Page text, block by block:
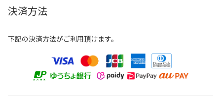
決済方法
下記の決済方法がご利用頂けます。